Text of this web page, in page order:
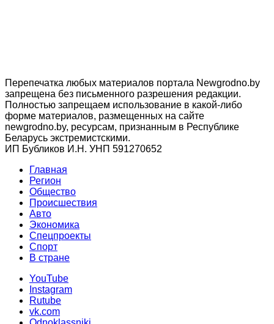
Перепечатка любых материалов портала Newgrodno.by
запрещена без письменного разрешения редакции.
Полностью запрещаем использование в какой-либо
форме материалов, размещенных на сайте
newgrodno.by, ресурсам, признанным в Республике
Беларусь экстремистскими.
ИП Бубликов И.Н. УНП 591270652
Главная
Регион
Общество
Происшествия
Авто
Экономика
Спецпроекты
Cпорт
В стране
YouTube
Instagram
Rutube
vk.com